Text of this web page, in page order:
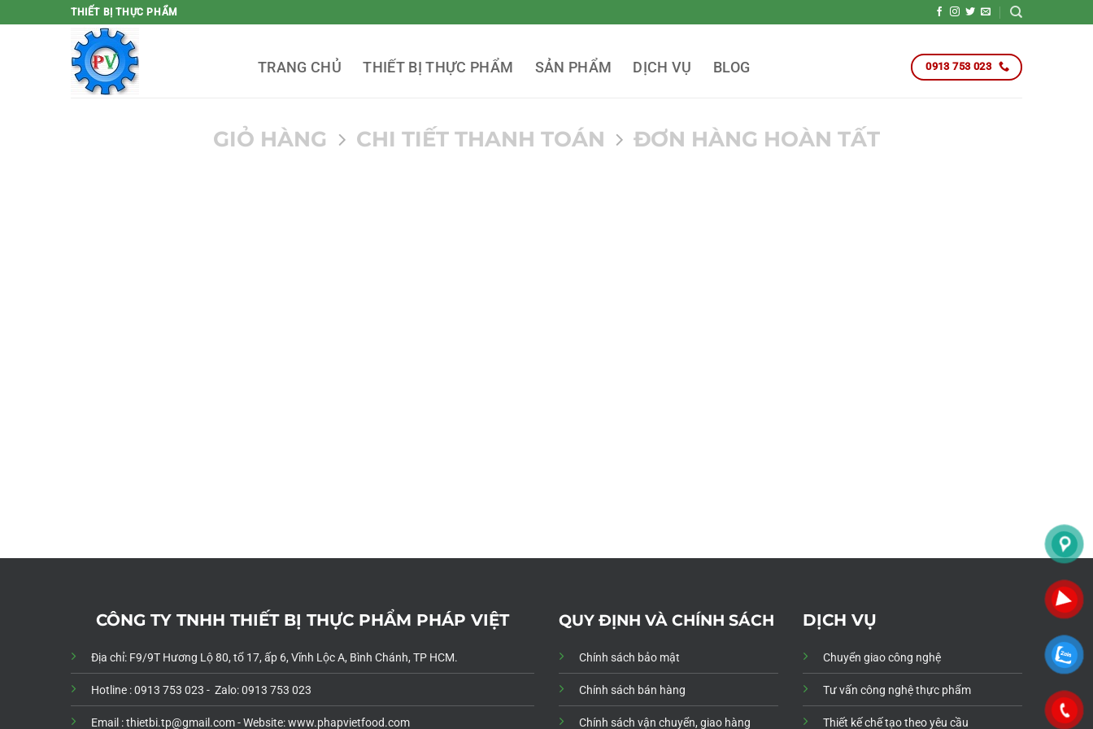
qua
THIẾT BỊ THỰC PHẨM
TRANG CHỦ THIẾT BỊ THỰC PHẨM SẢN PHẨM DỊCH VỤ BLOG 0913 753 023
GIỎ HÀNG CHI TIẾT THANH TOÁN ĐƠN HÀNG HOÀN TẤT
CÔNG TY TNHH THIẾT BỊ THỰC PHẨM PHÁP VIỆT
Địa chỉ: F9/9T Hương Lộ 80, tổ 17, ấp 6, Vĩnh Lộc A, Bình Chánh, TP HCM.
Hotline : 0913 753 023 - Zalo: 0913 753 023
Email : thietbi.tp@gmail.com -Website: www.phapvietfood.com
QUY ĐỊNH VÀ CHÍNH SÁCH
Chính sách bảo mật
Chính sách bán hàng
Chính sách vận chuyển, giao hàng
DỊCH VỤ
Chuyển giao công nghệ
Tư vấn công nghệ thực phẩm
Thiết kế chế tạo theo yêu cầu